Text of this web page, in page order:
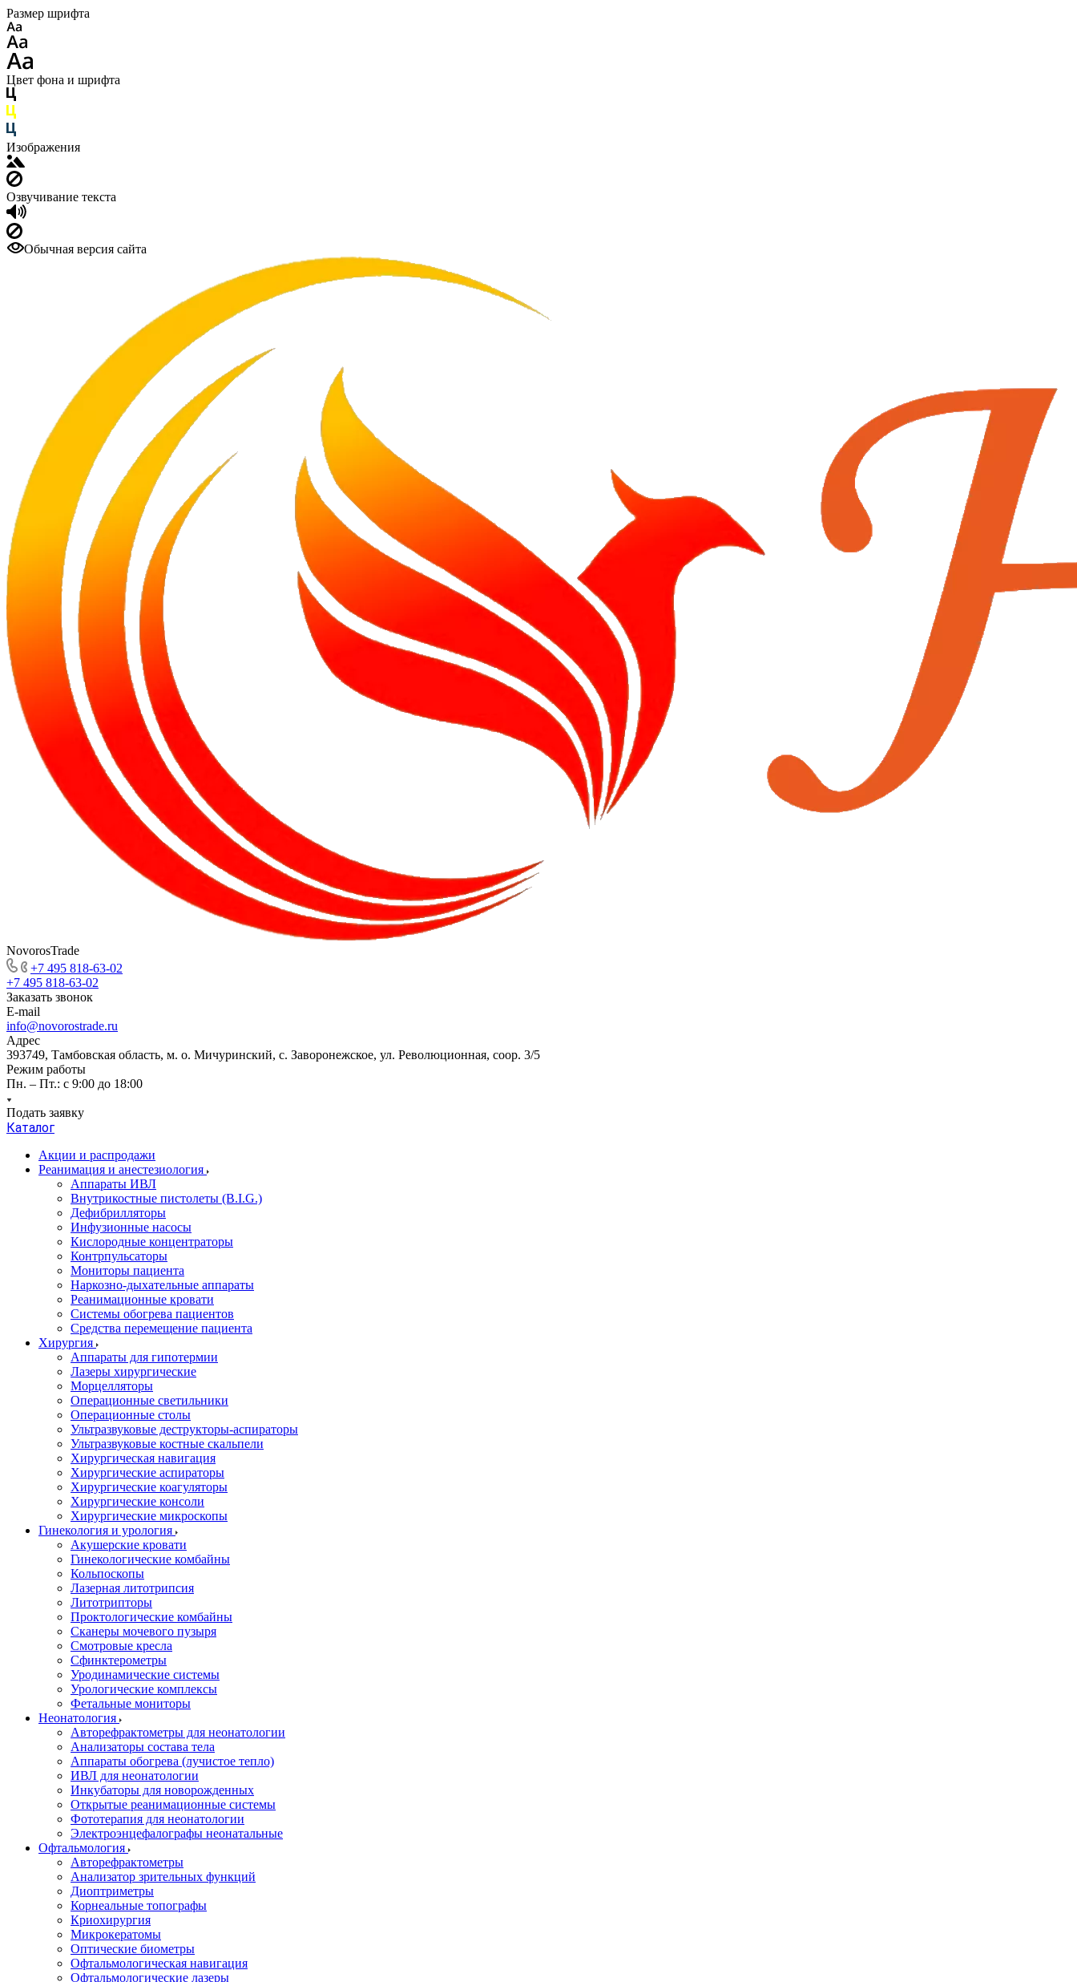
Размер шрифта
Цвет фона и шрифта
Изображения
Озвучивание текста
Обычная версия сайта
NovorosTrade
+7 495 818-63-02
+7 495 818-63-02
Заказать звонок
E-mail
info@novorostrade.ru
Адрес
393749, Тамбовская область, м. о. Мичуринский, с. Заворонежское, ул. Революционная, соор. 3/5
Режим работы
Пн. – Пт.: с 9:00 до 18:00
Подать заявку
Каталог
Акции и распродажи
Реанимация и анестезиология
Аппараты ИВЛ
Внутрикостные пистолеты (B.I.G.)
Дефибрилляторы
Инфузионные насосы
Кислородные концентраторы
Контрпульсаторы
Мониторы пациента
Наркозно-дыхательные аппараты
Реанимационные кровати
Системы обогрева пациентов
Средства перемещение пациента
Хирургия
Аппараты для гипотермии
Лазеры хирургические
Морцелляторы
Операционные светильники
Операционные столы
Ультразвуковые деструкторы-аспираторы
Ультразвуковые костные скальпели
Хирургическая навигация
Хирургические аспираторы
Хирургические коагуляторы
Хирургические консоли
Хирургические микроскопы
Гинекология и урология
Акушерские кровати
Гинекологические комбайны
Кольпоскопы
Лазерная литотрипсия
Литотрипторы
Проктологические комбайны
Сканеры мочевого пузыря
Смотровые кресла
Сфинктерометры
Уродинамические системы
Урологические комплексы
Фетальные мониторы
Неонатология
Авторефрактометры для неонатологии
Анализаторы состава тела
Аппараты обогрева (лучистое тепло)
ИВЛ для неонатологии
Инкубаторы для новорожденных
Открытые реанимационные системы
Фототерапия для неонатологии
Электроэнцефалографы неонатальные
Офтальмология
Авторефрактометры
Анализатор зрительных функций
Диоптриметры
Корнеальные топографы
Криохирургия
Микрокератомы
Оптические биометры
Офтальмологическая навигация
Офтальмологические лазеры